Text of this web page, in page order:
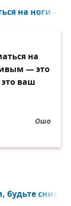
на ноги —
на
— это
ваш
Ошо
будьте